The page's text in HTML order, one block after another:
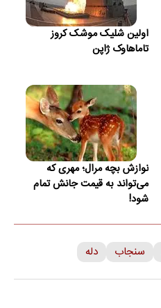
اولین شلیک موشک کروز
تاماهاوک ژاپن
نوازش بچه مرال؛ مهری که
می‌تواند به قیمت جانش تمام
شود!
سنجاب دله